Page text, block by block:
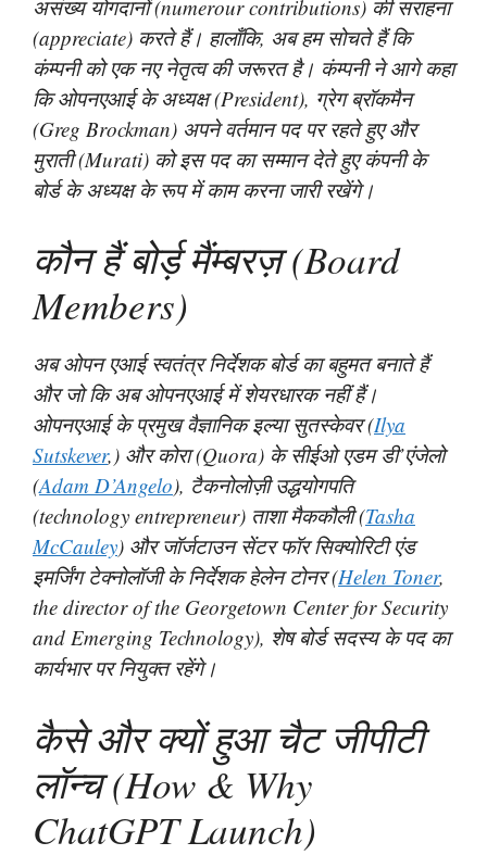
असंख्य योगदानों (numerour contributions) की सराहना
(appreciate) करते हैं। हालाँकि, अब हम सोचते हैं कि
कंम्पनी को एक नए नेतृत्व की जरूरत है। कंम्पनी ने आगे कहा
कि ओपनएआई के अध्यक्ष (President), ग्रेग ब्रॉकमैन
(Greg Brockman) अपने वर्तमान पद पर रहते हुए और
मुराती (Murati) को इस पद का सम्मान देते हुए कंपनी के
बोर्ड के अध्यक्ष के रूप में काम करना जारी रखेंगे।
कौन हैं बोर्ड़ मैंम्बरज़ (Board
Members)
अब ओपन एआई स्वतंत्र निर्देशक बोर्ड का बहुमत बनाते हैं
और जो कि अब ओपनएआई में शेयरधारक नहीं हैं।
ओपनएआई के प्रमुख वैज्ञानिक इल्या सुतस्केवर (Ilya
Sutskever,) और कोरा (Quora) के सीईओ एडम डी’एंजेलो
(Adam D’Angelo), टैकनोलोज़ी उद्धयोगपति
(technology entrepreneur) ताशा मैककौली (Tasha
McCauley) और जॉर्जटाउन सेंटरफॉर सिक्योरिटी एंड
इमर्जिंग टेक्नोलॉजी के निर्देशक हेलेन टोनर (Helen Toner,
the director of the Georgetown Center for Security
and Emerging Technology), शेष बोर्ड सदस्य के पद का
कार्यभार पर नियुक्त रहेंगे।
कैसे और क्यों हुआ चैट जीपीटी
लॉन्च (How & Why
ChatGPT Launch)